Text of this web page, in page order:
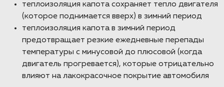
теплоизоляция капота сохраняет тепло двигателя
(которое поднимается вверх) в зимний период
теплоизоляция капота в зимний период
предотвращает резкие ежедневные перепады
температуры с минусовой до плюсовой (когда
двигатель прогревается), которые отрицательно
влияют на лакокрасочное покрытие автомобиля